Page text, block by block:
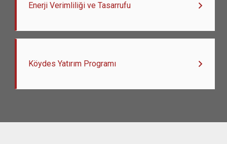
Enerji Verimliliği ve Tasarrufu
Köydes Yatırım Programı